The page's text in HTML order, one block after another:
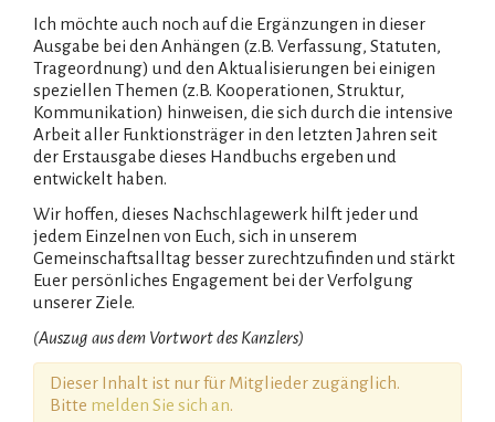
Ich möchte auch noch auf die Ergänzungen in dieser
Ausgabe bei den Anhängen (z.B. Verfassung, Statuten,
Trageordnung) und den Aktualisierungen bei einigen
speziellen Themen (z.B. Kooperationen, Struktur,
Kommunikation) hinweisen, die sich durch die intensive
Arbeit aller Funktionsträger in den letzten Jahren seit
der Erstausgabe dieses Handbuchs ergeben und
entwickelt haben.
Wir hoffen, dieses Nachschlagewerk hilft jeder und
jedem Einzelnen von Euch, sich in unserem
Gemeinschaftsalltag besser zurechtzufinden und stärkt
Euer persönliches Engagement bei der Verfolgung
unserer Ziele.
(Auszug aus dem Vortwort des Kanzlers)
Dieser Inhalt ist nur für Mitglieder zugänglich.
Bitte melden Sie sich an.